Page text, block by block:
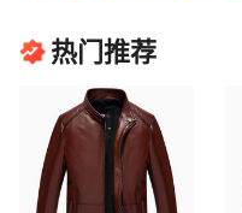
热门推荐